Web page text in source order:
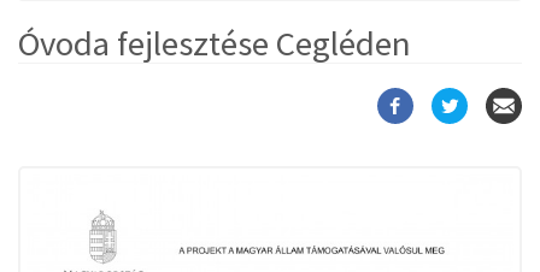
Óvoda fejlesztése Cegléden